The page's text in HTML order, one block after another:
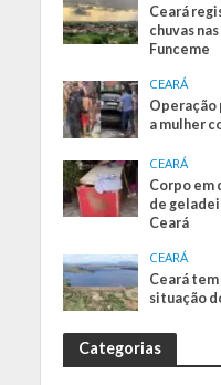
Ceará
chuvas
Funceme
CEARÁ
Operação
a mulher
CEARÁ
Corpo em
de
Ceará
CEARÁ
Ceará tem
situação
Categorias